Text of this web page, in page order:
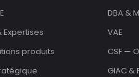
Expertises
produits
DBA &
VAE
CSF —
GIAC